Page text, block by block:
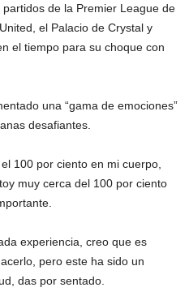
de la Premier League de
el Palacio de Crystal y
el tiempo para su choque con
una “gama de emociones”
desafiantes.
100 por ciento en mi cuerpo,
muy cerca del 100 por ciento
experiencia, creo que es
pero este ha sido un
das por sentado.